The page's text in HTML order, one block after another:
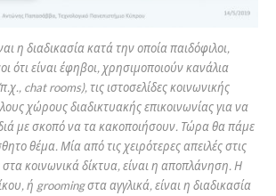
η διαδικασία κατά την οποία παιδόφιλοι,
ότι είναι έφηβοι, χρησιμοποιούν κανάλια
chat rooms), τις ιστοσελίδες κοινωνικής
χώρους διαδικτυακής επικοινωνίας για να
με σκοπό να τα κακοποιήσουν. Τώρα θα πάμε
θέμα. Μία από τις χειρότερες απειλές στις
στα κοινωνικά δίκτυα, είναι η αποπλάνηση. Η
ή grooming στα αγγλικά, είναι η διαδικασία